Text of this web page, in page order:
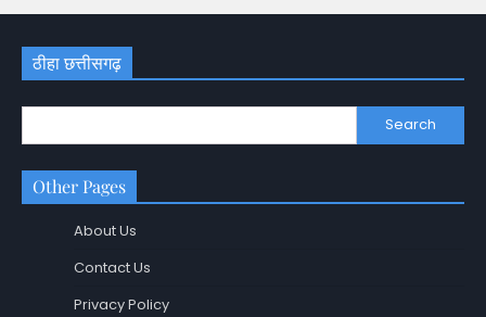
ठीहा छत्तीसगढ़
Search
Other Pages
About Us
Contact Us
Privacy Policy